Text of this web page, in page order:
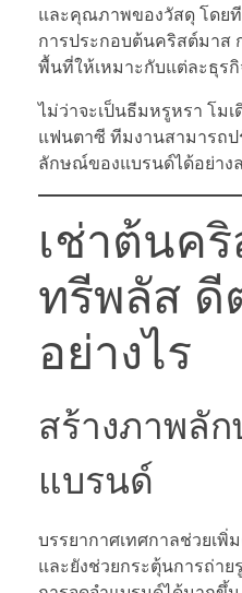
และคุณภาพของวัสดุ โดย
การประกอบต้นคริสต์มาส
พื้นที่ให้เหมาะกับแต่ละธุรกิ
ไม่ว่าจะเป็นธีมหรูหรา โม
แฟนตาซี ทีมงานสามารถ
ลักษณ์ของแบรนด์ได้อย่าง
เช่าต้นค
ทรีพลัส ดี
อย่างไร
สร้างภาพลั
แบรนด์
บรรยากาศเทศกาลช่วยเพิ่
และยังช่วยกระตุ้นการถ่าย